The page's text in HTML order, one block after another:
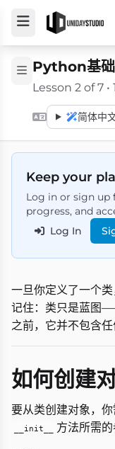
Python基础
Lesson 2 of 7 •
简体中
Keep your
Log in or sign up
progress, and
Log In
一旦你定义了一个
记住：类只是蓝图
之前，它并不包含任
如何创建
要从类创建对象，
__init__ 方法所需的